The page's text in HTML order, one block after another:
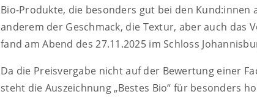
Bio-Produkte, die besonders gut bei den
anderem der Geschmack, die Textur, aber auch das
fand am Abend des 27.11.2025 im Schloss
Da die Preisvergabe nicht auf der Bewertung einer
steht die Auszeichnung „Bestes Bio“ für besonders